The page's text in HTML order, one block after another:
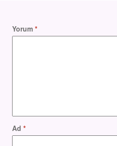
Yorum *
Ad *